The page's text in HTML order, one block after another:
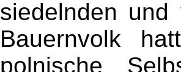
siedelnden und
Bauernvolk
polnische